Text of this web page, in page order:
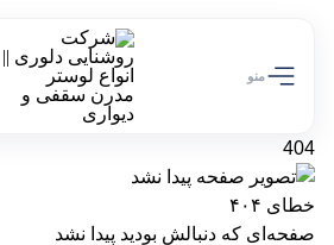
منو
404
خطای ۴۰۴
صفحه‌ای که دنبالش بودید پیدا نشد